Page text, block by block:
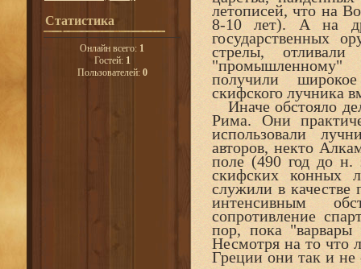
Статистика
Онлайн всего: 1
Гостей: 1
Пользователей: 0
летописей, что на
8-10 лет). А на
государственных
стрелы, отливали
"промышленному"
получили
скифского лучника
Иначе обстояло
Рима. Они
использовали
авторов, некто
поле (490 год до
скифских конных
служили в качестве
интенсивным
сопротивление
пор, пока "варвары
Несмотря на то что
Греции они так и